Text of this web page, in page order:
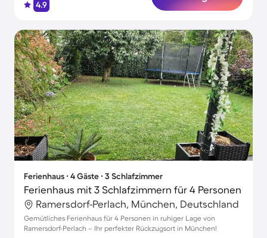
4.9
Ferienhaus ∙ 4 Gäste ∙ 3 Schlafzimmer
Ferienhaus mit 3 Schlafzimmern für 4 Personen
Ramersdorf-Perlach, München, Deutschland
Gemütliches Ferienhaus für 4 Personen in ruhiger Lage von
Ramersdorf-Perlach – Ihr perfekter Rückzugsort in München!